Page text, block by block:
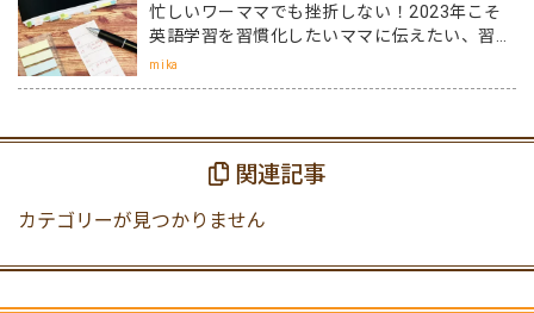
忙しいワーママでも挫折しない！2023年こそ
英語学習を習慣化したいママに伝えたい、習慣
化のコツ！
mika
関連記事
カテゴリーが見つかりません